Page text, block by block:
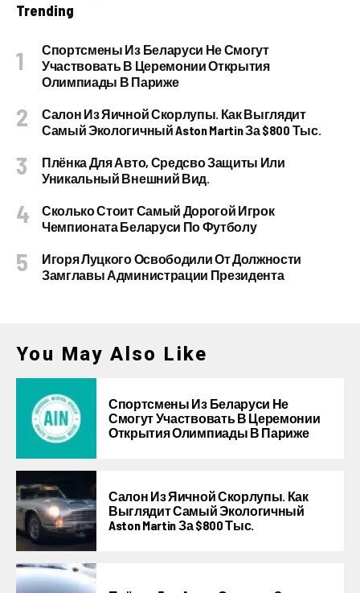
Trending
Спортсмены Из Беларуси Не Смогут
Участвовать В Церемонии Открытия
Олимпиады В Париже
Салон Из Яичной Скорлупы. Как Выглядит
Самый Экологичный Aston Martin За $800 Тыс.
Плёнка Для Авто, Средсво Защиты Или
Уникальный Внешний Вид.
Сколько Стоит Самый Дорогой Игрок
Чемпионата Беларуси По Футболу
Игоря Луцкого Освободили От Должности
Замглавы Администрации Президента
You May Also Like
Спортсмены Из Беларуси Не
Смогут Участвовать В Церемонии
Открытия Олимпиады В Париже
Салон Из Яичной Скорлупы. Как
Выглядит Самый Экологичный
Aston Martin За $800 Тыс.